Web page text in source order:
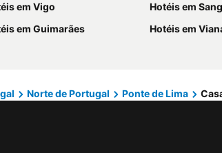
em Vigo Hotéis em
em Guimarães Hotéis em
Norte de Portugal Ponte de Lima